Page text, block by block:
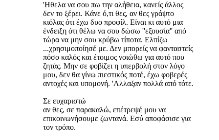
'Ηθελα να σου πω την αλήθεια, κανείς άλλος
δεν το ξέρει. Κάνε ό,τι θες, αν θες γράψτο
κιόλας ότι έχω δυο προφίλ. Είναι κι αυτό μια
ένδειξη ότι θέλω να σου δώσω ''εξουσία'' από
τώρα να μην σου κρύβω τίποτα. Ελπίζω
...χρησιμοποίησέ με. Δεν μπορείς να φανταστείς
πόσο καλός και έτοιμος νοιώθω για αυτό που
ζητάς. Μην σε φοβίζει η υπερβολή στον λόγο
μου, δεν θα γίνω πιεστικός ποτέ, έχω φοβερές
αντοχές και υπομονή. 'Αλλαξαν πολλά από τότε.
Σε ευχαριστώ
αν θες, σε παρακαλώ, επέτρεψέ μου να
επικοινωνήσουμε ζωντανά. Εσύ αποφάσισε για
τον τρόπο.